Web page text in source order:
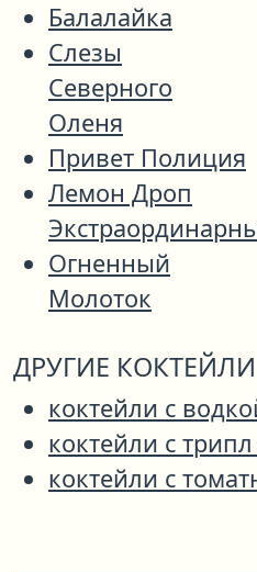
Балалайка
Слезы
Северного
Оленя
Привет Полиция
Лемон Дроп
Огненный
Молоток
ДРУГИЕ КОКТЕЙЛИ
коктейли с
коктейли с
коктейли с